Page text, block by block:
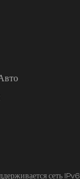
сеть IPv6